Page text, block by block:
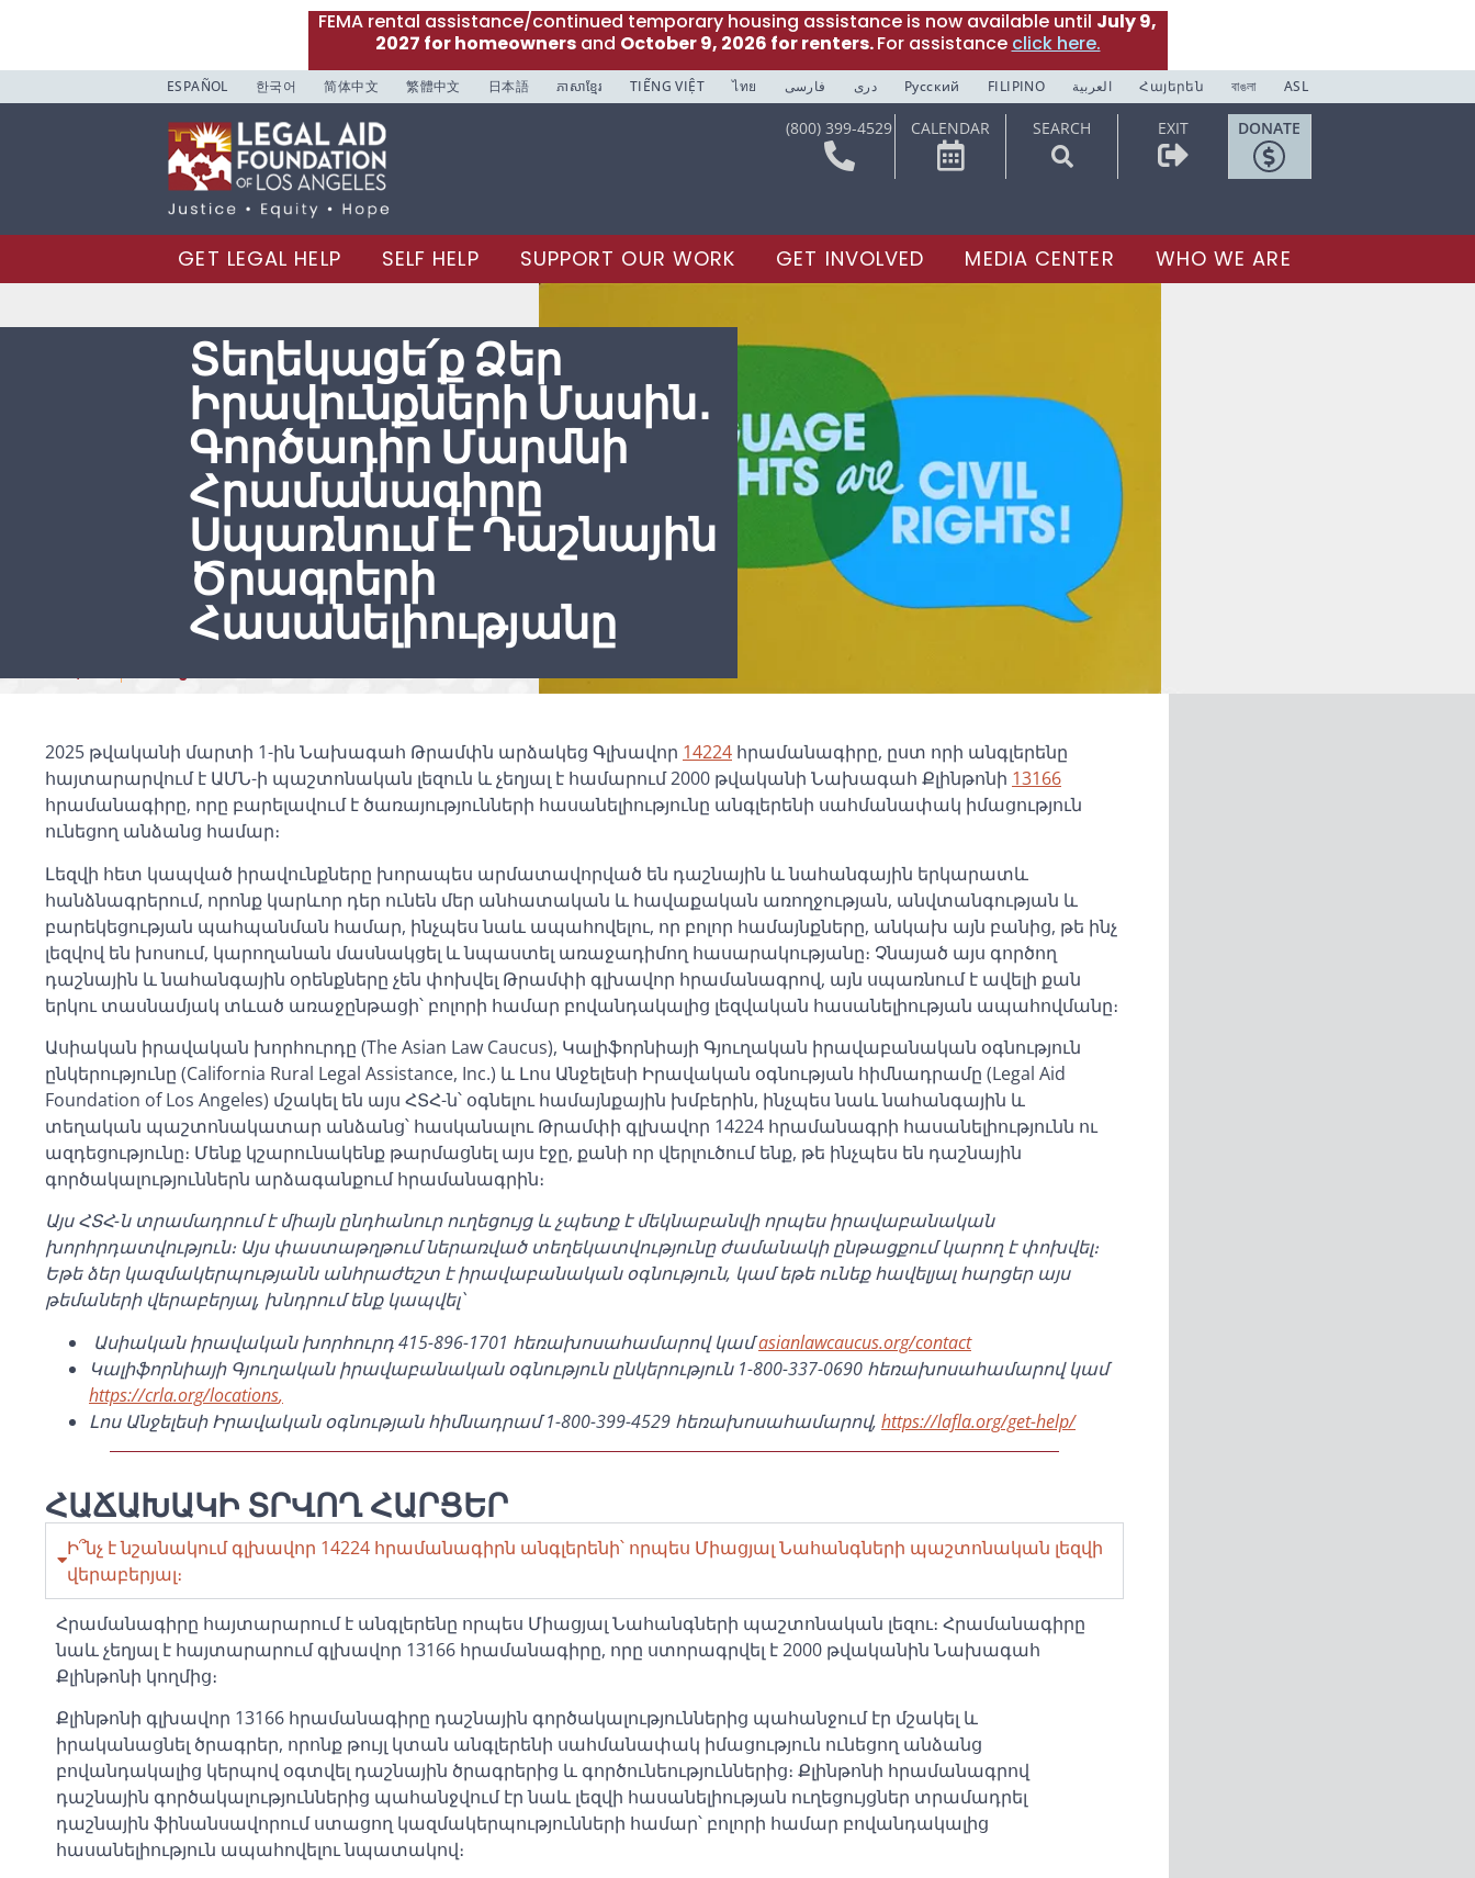
FEMA rental assistance/continued temporary housing assistance is now available until July 9,
2027 for homeownersand October 9, 2026 for renters.For assistance click here.
ESPAÑOL 한국어 简体中文 繁體中文 日本語 ភាសាខ្មែរ TIẾNG VIỆT ไทย فارسی دری Русский FILIPINO العربية Հայերեն বাঙলা ASL
(800) 399-4529 CALENDAR SEARCH EXIT DONATE
GET LEGAL HELP SELF HELP SUPPORT OUR WORK GET INVOLVED MEDIA CENTER WHO WE ARE
Տեղեկացե՛ք Ձեր
Իրավունքների Մասին․
Գործադիր Մարմնի
Հրամանագիրը
Սպառնում Է Դաշնային
Ծրագրերի
Հասանելիությանը
2025 թվականի մարտի 1-ին Նախագահ Թրամփն արձակեց Գլխավոր 14224 հրամանագիրը, ըստ որի անգլերենը
հայտարարվում է ԱՄՆ-ի պաշտոնական լեզուն և չեղյալ է համարում 2000 թվականի Նախագահ Քլինթոնի 13166
հրամանագիրը, որը բարելավում է ծառայությունների հասանելիությունը անգլերենի սահմանափակ իմացություն
ունեցող անձանց համար։
Լեզվի հետ կապված իրավունքները խորապես արմատավորված են դաշնային և նահանգային երկարատև
հանձնագրերում, որոնք կարևոր դեր ունեն մեր անհատական և հավաքական առողջության, անվտանգության և
բարեկեցության պահպանման համար, ինչպես նաև ապահովելու, որ բոլոր համայնքները, անկախ այն բանից, թե ինչ
լեզվով են խոսում, կարողանան մասնակցել և նպաստել առաջադիմող հասարակությանը։ Չնայած այս գործող
դաշնային և նահանգային օրենքները չեն փոխվել Թրամփի գլխավոր հրամանագրով, այն սպառնում է ավելի քան
երկու տասնամյակ տևած առաջընթացի՝ բոլորի համար բովանդակալից լեզվական հասանելիության ապահովմանը։
Ասիական իրավական խորհուրդը (The Asian Law Caucus), Կալիֆորնիայի Գյուղական իրավաբանական օգնություն
ընկերությունը (California Rural Legal Assistance, Inc.) և Լոս Անջելեսի Իրավական օգնության հիմնադրամը (Legal Aid
Foundation of Los Angeles) մշակել են այս ՀՏՀ-ն՝ օգնելու համայնքային խմբերին, ինչպես նաև նահանգային և
տեղական պաշտոնակատար անձանց՝ հասկանալու Թրամփի գլխավոր 14224 հրամանագրի հասանելիությունն ու
ազդեցությունը։ Մենք կշարունակենք թարմացնել այս էջը, քանի որ վերլուծում ենք, թե ինչպես են դաշնային
գործակալություններն արձագանքում հրամանագրին։
Այս ՀՏՀ-ն տրամադրում է միայն ընդհանուր ուղեցույց և չպետք է մեկնաբանվի որպես իրավաբանական
խորհրդատվություն։ Այս փաստաթղթում ներառված տեղեկատվությունը ժամանակի ընթացքում կարող է փոխվել։
Եթե ձեր կազմակերպությանն անհրաժեշտ է իրավաբանական օգնություն, կամ եթե ունեք հավելյալ հարցեր այս
թեմաների վերաբերյալ, խնդրում ենք կապվել՝
Ասիական իրավական խորհուրդ 415-896-1701 հեռախոսահամարով կամasianlawcaucus.org/contact
Կալիֆորնիայի Գյուղական իրավաբանական օգնություն ընկերություն 1-800-337-0690 հեռախոսահամարով կամ
https://crla.org/locations,
Լոս Անջելեսի Իրավական օգնության հիմնադրամ 1-800-399-4529 հեռախոսահամարով, https://lafla.org/get-help/
ՀԱՃԱԽԱԿԻ ՏՐՎՈՂ ՀԱՐՑԵՐ
Ի՞նչ է նշանակում գլխավոր 14224 հրամանագիրն անգլերենի՝ որպես Միացյալ Նահանգների պաշտոնական լեզվի
վերաբերյալ։
Հրամանագիրը հայտարարում է անգլերենը որպես Միացյալ Նահանգների պաշտոնական լեզու։ Հրամանագիրը
նաև չեղյալ է հայտարարում գլխավոր 13166 հրամանագիրը, որը ստորագրվել է 2000 թվականին Նախագահ
Քլինթոնի կողմից։
Քլինթոնի գլխավոր 13166 հրամանագիրը դաշնային գործակալություններից պահանջում էր մշակել և
իրականացնել ծրագրեր, որոնք թույլ կտան անգլերենի սահմանափակ իմացություն ունեցող անձանց
բովանդակալից կերպով օգտվել դաշնային ծրագրերից և գործունեություններից։ Քլինթոնի հրամանագրով
դաշնային գործակալություններից պահանջվում էր նաև լեզվի հասանելիության ուղեցույցներ տրամադրել
դաշնային ֆինանսավորում ստացող կազմակերպությունների համար՝ բոլորի համար բովանդակալից
հասանելիություն ապահովելու նպատակով։